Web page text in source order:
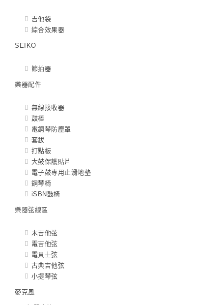
吉他袋
綜合效果器
SEIKO
節拍器
樂器配件
無線接收器
鼓棒
電鋼琴防塵罩
套鈸
打點板
大鼓保護貼片
電子鼓專用止滑地墊
鋼琴椅
iSBN鼓椅
樂器弦線區
木吉他弦
電吉他弦
電貝士弦
古典吉他弦
小提琴弦
麥克風